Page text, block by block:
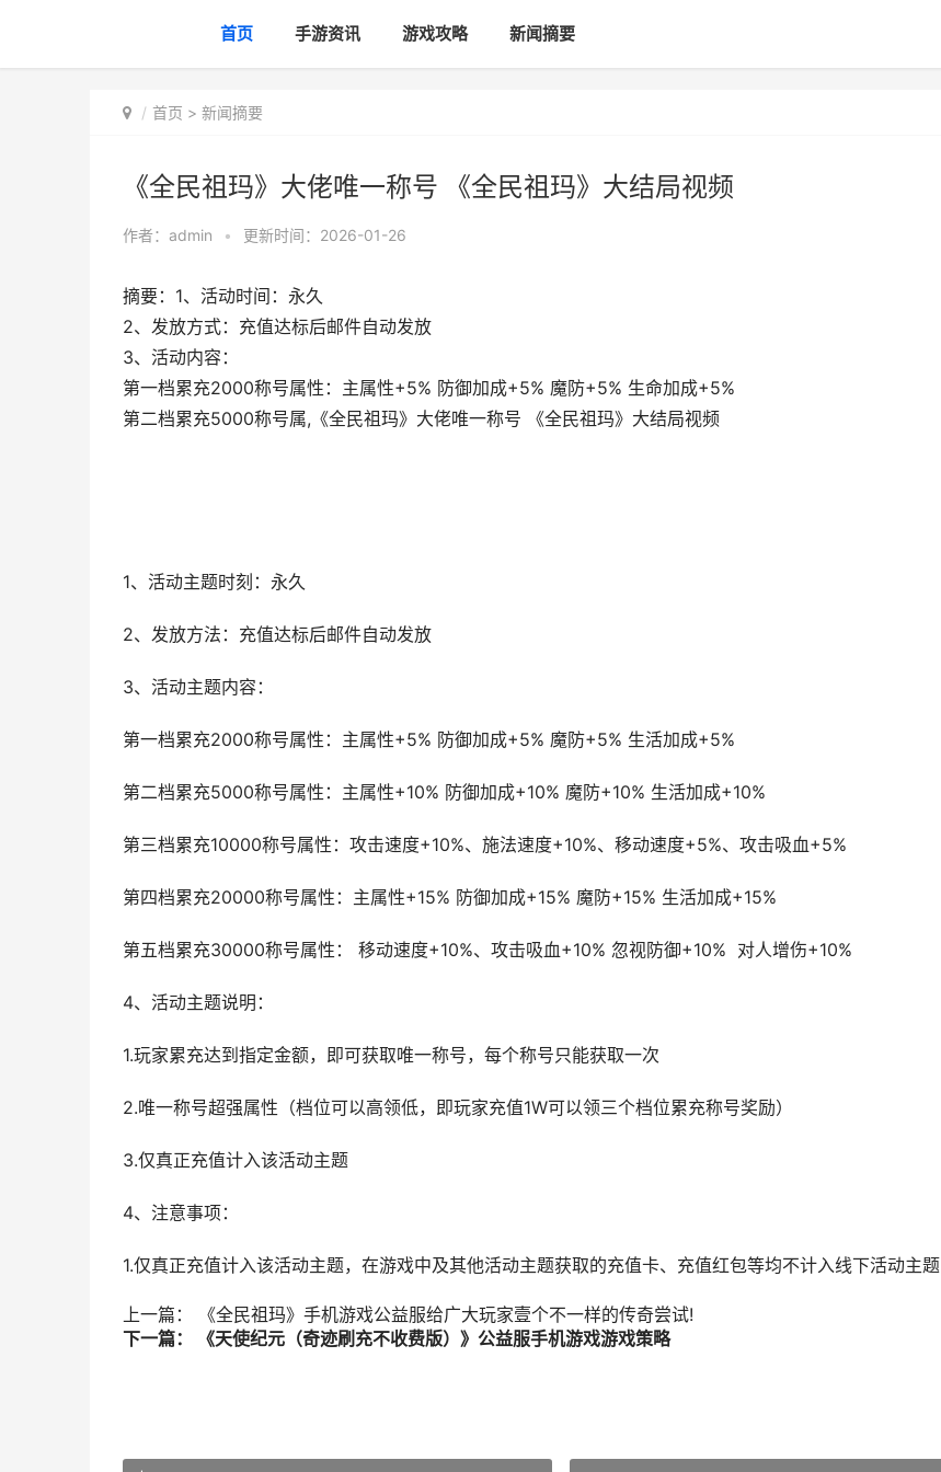
首页 手游资讯 游戏攻略 新闻摘要
首页 > 新闻摘要
《全民祖玛》大佬唯一称号 《全民祖玛》大结局视频
作者： admin • 更新时间：2026-01-26
摘要：1、活动时间：永久
2、发放方式：充值达标后邮件自动发放
3、活动内容：
第一档累充2000称号属性：主属性+5% 防御加成+5% 魔防+5% 生命加成+5%
第二档累充5000称号属,《全民祖玛》大佬唯一称号 《全民祖玛》大结局视频
1、活动主题时刻：永久
2、发放方法：充值达标后邮件自动发放
3、活动主题内容：
第一档累充2000称号属性：主属性+5% 防御加成+5% 魔防+5% 生活加成+5%
第二档累充5000称号属性：主属性+10% 防御加成+10% 魔防+10% 生活加成+10%
第三档累充10000称号属性：攻击速度+10%、施法速度+10%、移动速度+5%、攻击吸血+5%
第四档累充20000称号属性：主属性+15% 防御加成+15% 魔防+15% 生活加成+15%
第五档累充30000称号属性： 移动速度+10%、攻击吸血+10% 忽视防御+10% 对人增伤+10%
4、活动主题说明：
1.玩家累充达到指定金额，即可获取唯一称号，每个称号只能获取一次
2.唯一称号超强属性（档位可以高领低，即玩家充值1W可以领三个档位累充称号奖励）
3.仅真正充值计入该活动主题
4、注意事项：
1.仅真正充值计入该活动主题，在游戏中及其他活动主题获取的充值卡、充值红包等均不计入线下活动主题
上一篇： 《全民祖玛》手机游戏公益服给广大玩家壹个不一样的传奇尝试!
下一篇： 《天使纪元（奇迹刷充不收费版）》公益服手机游戏游戏策略